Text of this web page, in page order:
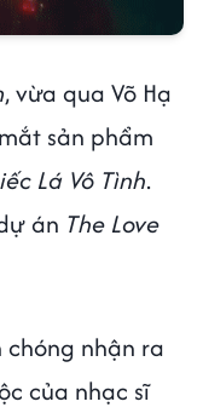
, vừa qua Võ Hạ
sản phẩm
Lá Vô Tình.
án The Love
nhận ra
của nhạc sĩ